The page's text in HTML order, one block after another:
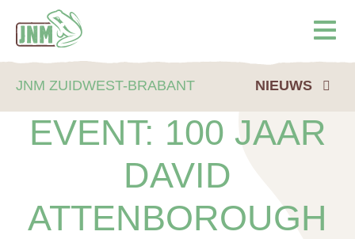
JNM ZUIDWEST-BRABANT NIEUWS
EVENT: 100 JAAR
DAVID
ATTENBOROUGH